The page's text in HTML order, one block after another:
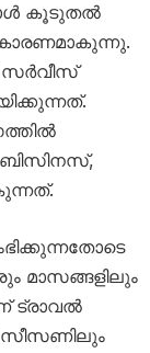
കൂടുതൽ
സർവീസ്
ബിസിനസ്,
മാസങ്ങളിലും
ട്രാവൽ
സീസണിലും